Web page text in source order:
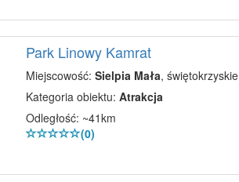
Park Linowy Kamrat
Miejscowość: Sielpia Mała, świętokrzyskie
Kategoria obiektu: Atrakcja
Odległość: ~41km
(0)